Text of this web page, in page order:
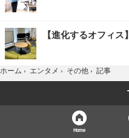
【進化するオフィス】
ホーム › エンタメ › その他 › 記事
Home